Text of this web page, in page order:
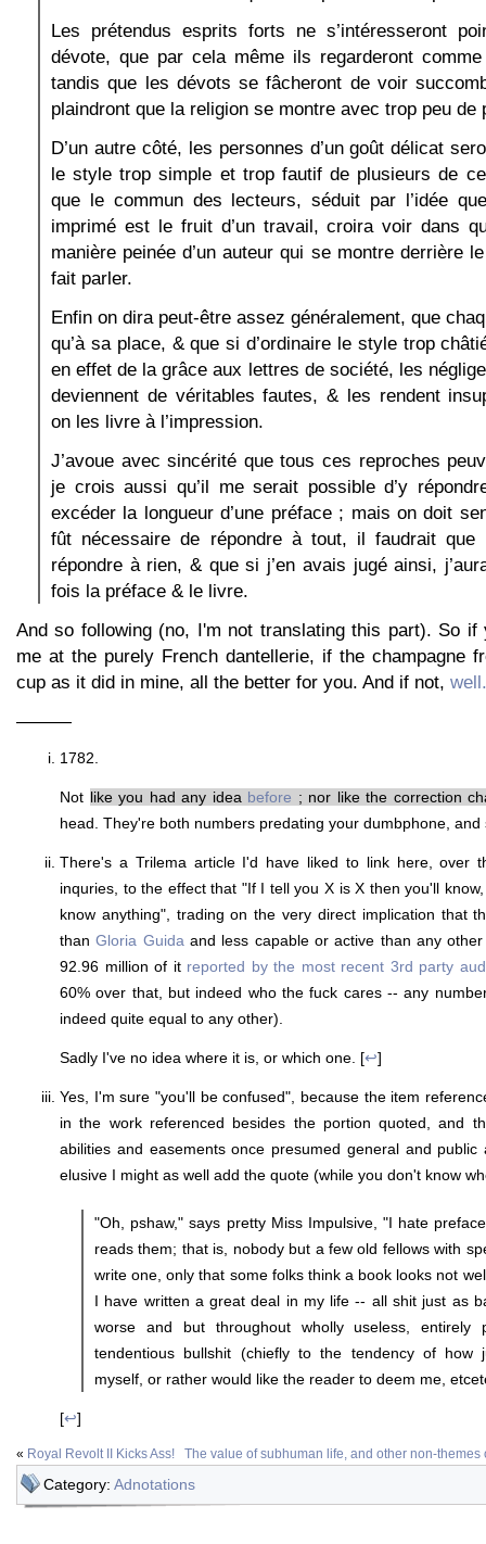
Les prétendus esprits forts ne s’intéresseront
dévote, que par cela même ils regarderont
tandis que les dévots se fâcheront de voir
plaindront que la religion se montre avec trop peu de
D’un autre côté, les personnes d’un goût délicat
le style trop simple et trop fautif de plusieurs de
que le commun des lecteurs, séduit par l’idée
imprimé est le fruit d’un travail, croira voir dans
manière peinée d’un auteur qui se montre derrière
fait parler.
Enfin on dira peut-être assez généralement, que
qu’à sa place, & que si d’ordinaire le style trop
en effet de la grâce aux lettres de société, les
deviennent de véritables fautes, & les rendent
on les livre à l’impression.
J’avoue avec sincérité que tous ces reproches
je crois aussi qu’il me serait possible d’y
excéder la longueur d’une préface ; mais on doit
fût nécessaire de répondre à tout, il faudrait que
répondre à rien, & que si j’en avais jugé ainsi,
fois la préface & le livre.
And so following (no, I'm not translating this part). So if
me at the purely French dantellerie, if the champagne
cup as it did in mine, all the better for you. And if not,
———
1782.
Not like you had any idea before ; nor like the correction
head. They're both numbers predating your dumbphone, and
There's a Trilema article I'd have liked to link here, over
inquries, to the effect that "If I tell you X is X then you'll
know anything", trading on the very direct implication that
thanGloria Guida and less capable or active than any
92.96 million of it reported by the most recent 3rd party
60% over that, but indeed who the fuck cares -- any
indeed quite equal to any other).
Sadly I've no idea where it is, or which one. [↩]
Yes, I'm sure "you'll be confused", because the item
in the work referenced besides the portion quoted, and
abilities and easements once presumed general and
elusive I might as well add the quote (while you don't know
"Oh, pshaw," says pretty Miss Impulsive, "I hate
reads them; that is, nobody but a few old fellows with
write one, only that some folks think a book looks not
I have written a great deal in my life -- all shit just as
worse and but throughout wholly useless, entirely
tendentious bullshit (chiefly to the tendency of how
myself, or rather would like the reader to deem me,
[↩]
« Royal Revolt II Kicks Ass! The value of subhuman life, and other non-themes
Category: Adnotations